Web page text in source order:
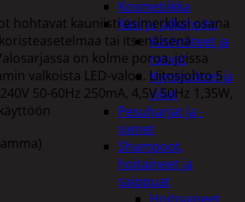
Kosmetiikka
Käsi ja jalkahoito
Käsivoiteet ja
rasvat
Kynsisakset ja
viilat
Pesuharjat ja -
sienet
Shampoot,
hoitaineet ja
saippuat
hohtavat kauniisti esimerkiksi osana
tai itsenäisenä
on kolme poroa, joissa
valkoista LED-valoa. Liitosjohto 5
50-60Hz 250mA, 4,5V 50Hz 1,35W,